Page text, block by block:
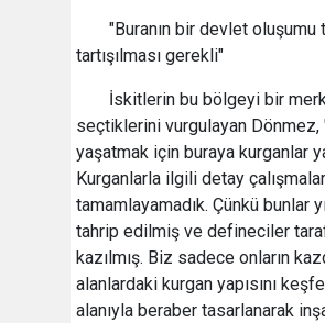
"Buranın bir devlet
tartışılması gerekli"
İskitlerin bu bölgeyi bir
seçtiklerini vurgulayan Dönmez,
yaşatmak için buraya kurganlar
Kurganlarla ilgili detay
tamamlayamadık. Çünkü bunlar
tahrip edilmiş ve defineciler
kazılmış. Biz sadece onların
alanlardaki kurgan yapısını
alanıyla beraber tasarlanarak